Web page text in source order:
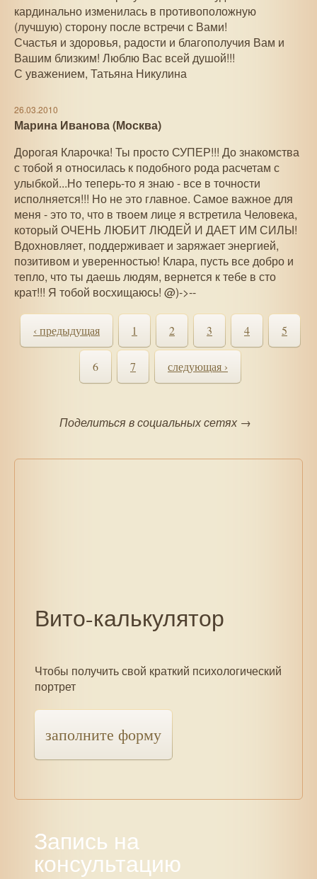
кардинально изменилась в противоположную
(лучшую) сторону после встречи с Вами!
Счастья и здоровья, радости и благополучия Вам и
Вашим близким! Люблю Вас всей душой!!!
С уважением, Татьяна Никулина
26.03.2010
Марина Иванова (Москва)
Дорогая Кларочка! Ты просто СУПЕР!!! До знакомства
с тобой я относилась к подобного рода расчетам с
улыбкой...Но теперь-то я знаю - все в точности
исполняется!!! Но не это главное. Самое важное для
меня - это то, что в твоем лице я встретила Человека,
который ОЧЕНЬ ЛЮБИТ ЛЮДЕЙ И ДАЕТ ИМ СИЛЫ!
Вдохновляет, поддерживает и заряжает энергией,
позитивом и уверенностью! Клара, пусть все добро и
тепло, что ты даешь людям, вернется к тебе в сто
крат!!! Я тобой восхищаюсь! @)->--
‹ предыдущая 1 2 3 4 5
6 7 следующая ›
Поделиться в социальных сетях →
Вито-калькулятор
Чтобы получить свой краткий психологический
портрет
заполните форму
Запись на
консультацию